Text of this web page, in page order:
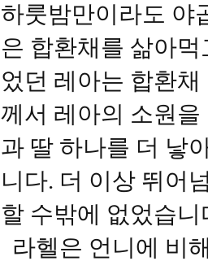
하룻밤만이라도 야
은 합환채를 삶아
었던 레아는 합환
께서 레아의 소원
과 딸 하나를 더 낳
니다. 더 이상 뛰어
할 수밖에 없었습니
라헬은 언니에 비